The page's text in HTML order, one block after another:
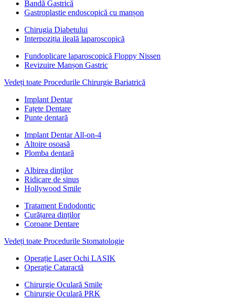
Bandă Gastrică
Gastroplastie endoscopică cu manșon
Chirugia Diabetului
Interpoziția ileală laparoscopică
Fundoplicare laparoscopică Floppy Nissen
Revizuire Manșon Gastric
Vedeți toate Procedurile Chirurgie Bariatrică
Implant Dentar
Fațete Dentare
Punte dentară
Implant Dentar All-on-4
Altoire osoasă
Plomba dentară
Albirea dinților
Ridicare de sinus
Hollywood Smile
Tratament Endodontic
Curățarea dinților
Coroane Dentare
Vedeți toate Procedurile Stomatologie
Operație Laser Ochi LASIK
Operație Cataractă
Chirurgie Oculară Smile
Chirurgie Oculară PRK